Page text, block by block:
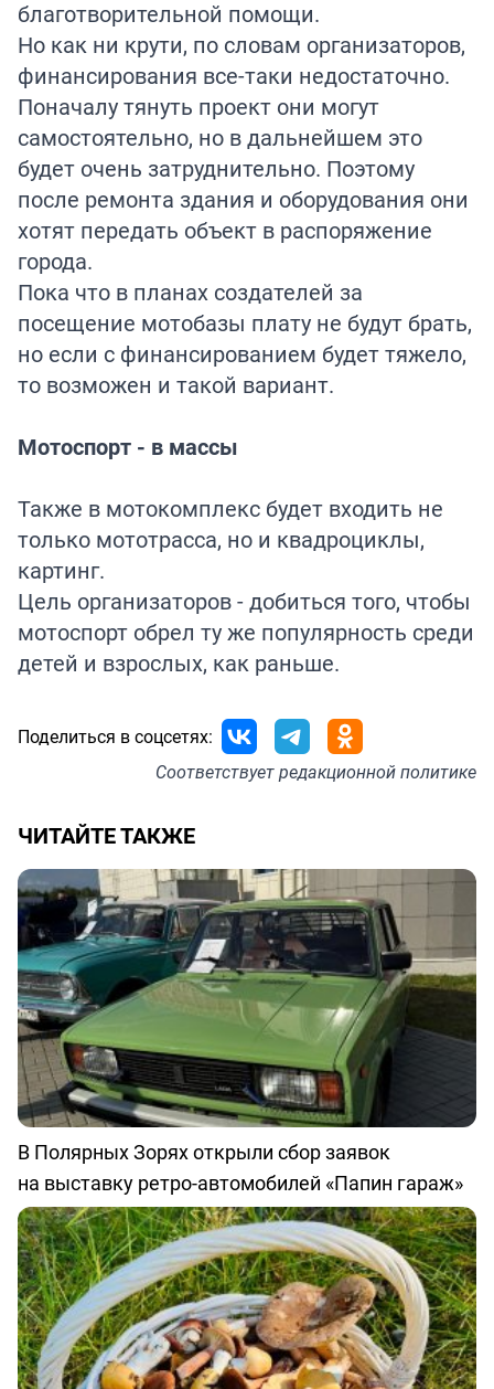
благотворительной помощи.
Но как ни крути, по словам организаторов,
финансирования все-таки недостаточно.
Поначалу тянуть проект они могут
самостоятельно, но в дальнейшем это
будет очень затруднительно. Поэтому
после ремонта здания и оборудования они
хотят передать объект в распоряжение
города.
Пока что в планах создателей за
посещение мотобазы плату не будут брать,
но если с финансированием будет тяжело,
то возможен и такой вариант.
Мотоспорт - в массы
Также в мотокомплекс будет входить не
только мототрасса, но и квадроциклы,
картинг.
Цель организаторов - добиться того, чтобы
мотоспорт обрел ту же популярность среди
детей и взрослых, как раньше.
Поделиться в соцсетях:
Соответствуетредакционной политике
ЧИТАЙТЕ ТАКЖЕ
В Полярных Зорях открыли сбор заявок
на выставку ретро-автомобилей «Папин гараж»